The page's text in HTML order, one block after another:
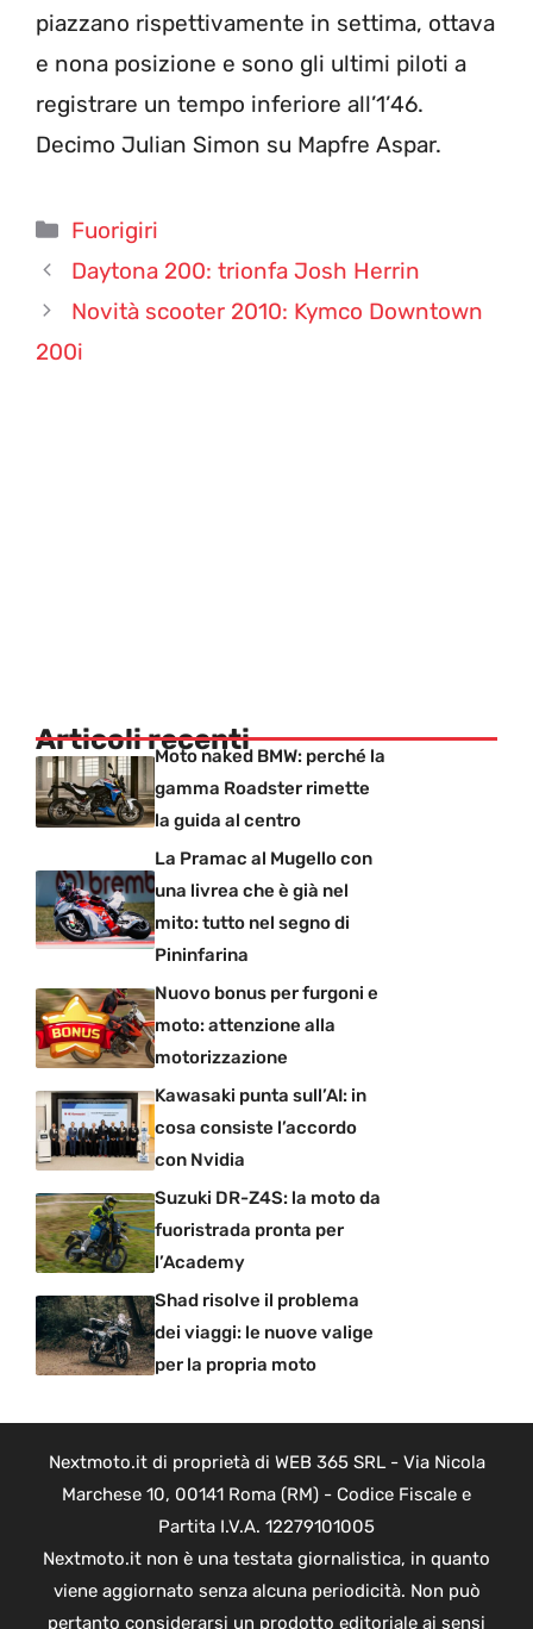
piazzano rispettivamente in settima, ottava
e nona posizione e sono gli ultimi piloti a
registrare un tempo inferiore all’1’46.
Decimo Julian Simon su Mapfre Aspar.
Categorie
Fuorigiri
Daytona 200: trionfa Josh Herrin
Novità scooter 2010: Kymco Downtown
200i
Articoli recentiMoto naked BMW: perché la
gamma Roadster rimette
la guida al centro
La Pramac al Mugello con
una livrea che è già nel
mito: tutto nel segno di
Pininfarina
Nuovo bonus per furgoni e
moto: attenzione alla
motorizzazione
Kawasaki punta sull’AI: in
cosa consiste l’accordo
con Nvidia
Suzuki DR-Z4S: la moto da
fuoristrada pronta per
l’Academy
Shad risolve il problema
dei viaggi: le nuove valige
per la propria moto
Nextmoto.it di proprietà di WEB 365 SRL - Via Nicola
Marchese 10, 00141 Roma (RM) - Codice Fiscale e
Partita I.V.A. 12279101005
Nextmoto.it non è una testata giornalistica, in quanto
viene aggiornato senza alcuna periodicità. Non può
pertanto considerarsi un prodotto editoriale ai sensi